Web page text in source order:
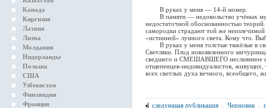
Канада
Киргизия
Латвия
Литва
Молдавия
Нидерланды
Польша
США
Узбекистан
Финляндия
Франция
В руках у меня — 14-й номер.
В памяти — недовольство учёных
недостаточной обоснованностью
самородки страдают той же неизлечимой
«истинней» лунного света. Кому что.
В руках у меня толстые тяжёлые в
Светляки. Плод новоявленного
сведшего и СМЕШАВШЕГО неслиянное и
отщепенцев-индивидуалистов, живущих,
всех светлых духа вечного, всеобщего,
следующая публикация Черновик